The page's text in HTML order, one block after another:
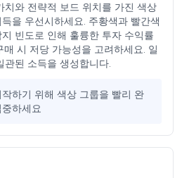
치와 전략적 보드 위치를 가진 색상
을 우선시하세요. 주황색과 빨간색
빈도로 인해 훌륭한 투자 수익률
매 시 저당 가능성을 고려하세요. 일
관된 소득을 생성합니다.
하기 위해 색상 그룹을 빨리 완
하세요